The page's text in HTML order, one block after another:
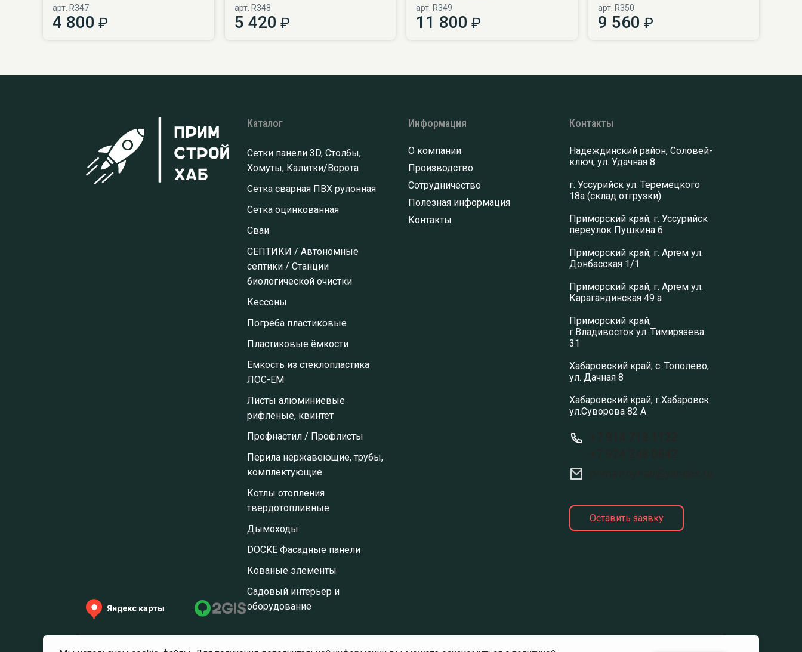
арт. R347
4 800 ₽
арт. R348
5 420 ₽
арт. R349
11 800 ₽
арт. R350
9 560 ₽
Каталог
Сетки панели 3D, Столбы,
Хомуты, Калитки/Ворота
Сетка сварная ПВХ рулонная
Сетка оцинкованная
Сваи
СЕПТИКИ / Автономные
септики / Станции
биологической очистки
Кессоны
Погреба пластиковые
Пластиковые ёмкости
Емкость из стеклопластика
ЛОС-ЕМ
Листы алюминиевые
рифленые, квинтет
Профнастил / Профлисты
Перила нержавеющие, трубы,
комплектующие
Котлы отопления
твердотопливные
Дымоходы
DOCKE Фасадные панели
Кованые элементы
⁠Садовый интерьер и
оборудование
Информация
О компании
Производство
Сотрудничество
Полезная информация
Контакты
Контакты
Надеждинский район, Соловей-
ключ, ул. Удачная 8
г. Уссурийск ул. Теремецкого
18а (склад отгрузки)
Приморский край, г. Уссурийск
переулок Пушкина 6
Приморский край, г. Артем ул.
Донбасская 1/1
Приморский край, г. Артем ул.
Карагандинская 49 а
Приморский край,
г.Владивосток ул. Тимирязева
31
Хабаровский край, с. Тополево,
ул. Дачная 8
Хабаровский край, г.Хабаровск
ул.Суворова 82 А
Оставить заявку